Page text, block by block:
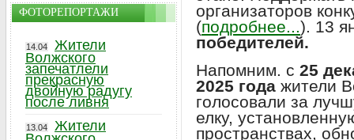
организаторов
(подробнее...). 13
победителей.
Напомним. с 25
2025 года жители
голосовали за
елку,
пространствах,
ФОТОРЕПОРТАЖИ
14.04
Жители
Волжского
запечатлели
прекрасную
двойную радугу
после ливня
13.04
Жители